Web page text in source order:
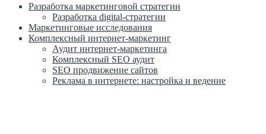
Разработка маркетинговой стратегии
Разработка digital-стратегии
Маркетинговые исследования
Комплексный интернет-маркетинг
Аудит интернет-маркетинга
Комплексный SEO аудит
SEO продвижение сайтов
Реклама в интернете: настройка и ведение